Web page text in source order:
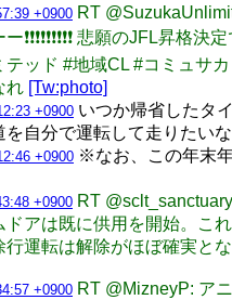
+0900 RT
悲願のJFL昇格決定です
テッド #地域CL #コミュサ
れ [Tw:photo]
+0900 いつか帰省したタ
を自分で運転して走りたい
+0900 ※なお、この年末
+0900 RT
ドアは既に供用を開始。こ
行運転は解除がほぼ確実と
+0900 RT @MizneyP: ア